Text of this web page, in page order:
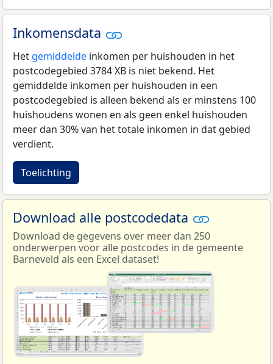
Inkomensdata
Het gemiddelde inkomen per huishouden in het
postcodegebied 3784 XB is niet bekend. Het
gemiddelde inkomen per huishouden in een
postcodegebied is alleen bekend als er minstens 100
huishoudens wonen en als geen enkel huishouden
meer dan 30% van het totale inkomen in dat gebied
verdient.
Toelichting
Download alle postcodedata
Download de gegevens over meer dan 250
onderwerpen voor alle postcodes in de gemeente
Barneveld als een Excel dataset!